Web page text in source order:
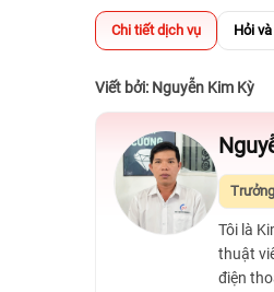
Chi tiết dịch vụ Hỏi
Viết bởi: Nguyễn Kim Kỳ
Tôi là
thuật
điện